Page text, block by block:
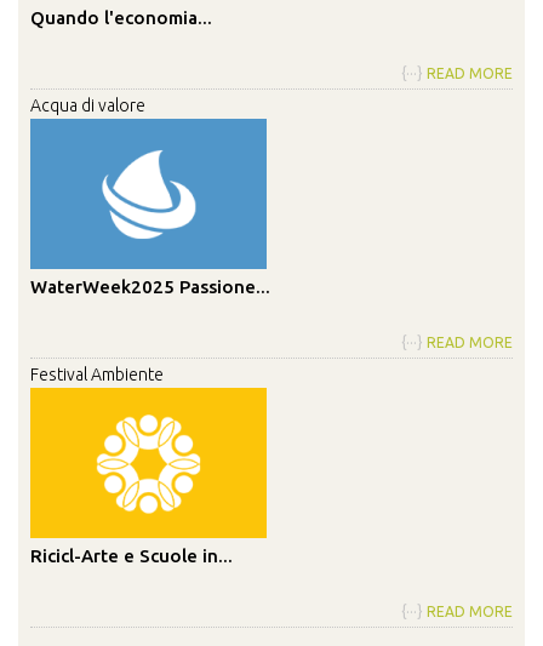
Quando l'economia...
{···} READ MORE
Acqua di valore
WaterWeek2025 Passione...
{···} READ MORE
Festival Ambiente
Ricicl-Arte e Scuole in...
{···} READ MORE